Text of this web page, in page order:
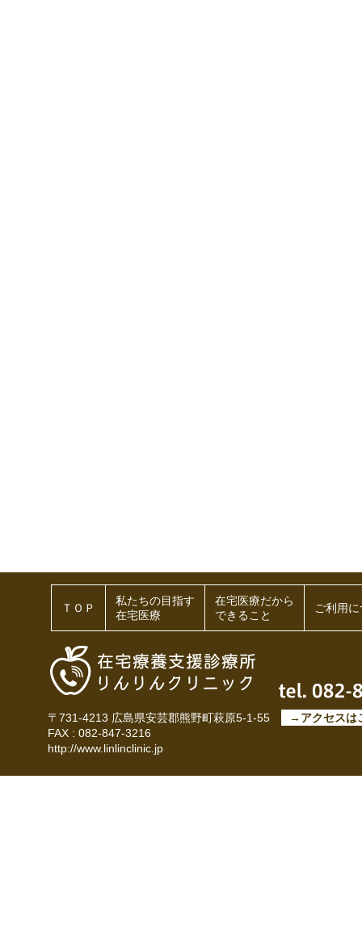
ＴＯＰ
私たちの目指す
在宅医療
在宅医療だから
できること
ご利用
〒731-4213 広島県安芸郡熊野町萩原5-1-55
→アクセスは
FAX : 082-847-3216
http://www.linlinclinic.jp